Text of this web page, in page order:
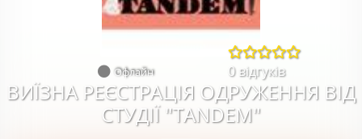
Офлайн 0 відгуків
ВИЇЗНА РЕЄСТРАЦІЯ ОДРУЖЕННЯ ВІД
СТУДІЇ "TANDEM"